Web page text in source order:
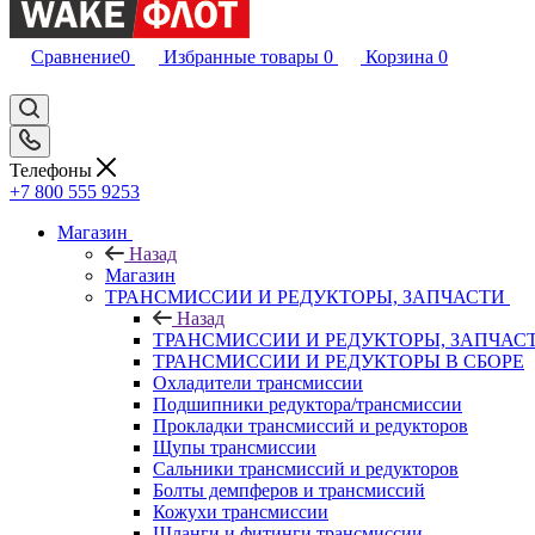
Сравнение0 Избранные товары 0 Корзина 0
Телефоны
+7 800 555 9253
Магазин
Назад
Магазин
ТРАНСМИССИИ И РЕДУКТОРЫ, ЗАПЧАСТИ
Назад
ТРАНСМИССИИ И РЕДУКТОРЫ,
ТРАНСМИССИИ И РЕДУКТОРЫ В СБОРЕ
Охладители трансмиссии
Подшипники редуктора/трансмиссии
Прокладки трансмиссий и редукторов
Щупы трансмиссии
Сальники трансмиссий и редукторов
Болты демпферов и трансмиссий
Кожухи трансмиссии